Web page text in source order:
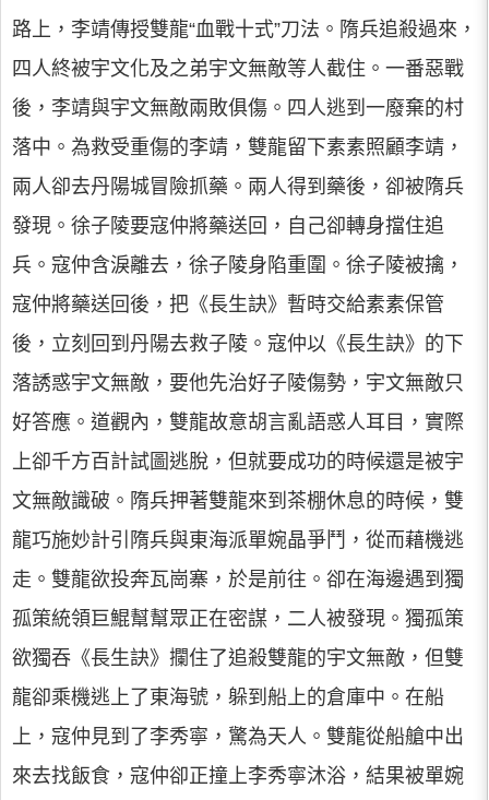
路上，李靖傳授雙龍“血戰十式”刀法。隋兵追殺過來，
四人終被宇文化及之弟宇文無敵等人截住。一番惡戰
後，李靖與宇文無敵兩敗俱傷。四人逃到一廢棄的村
落中。為救受重傷的李靖，雙龍留下素素照顧李靖，
兩人卻去丹陽城冒險抓藥。兩人得到藥後，卻被隋兵
發現。徐子陵要寇仲將藥送回，自己卻轉身擋住追
兵。寇仲含淚離去，徐子陵身陷重圍。徐子陵被擒，
寇仲將藥送回後，把《長生訣》暫時交給素素保管
後，立刻回到丹陽去救子陵。寇仲以《長生訣》的下
落誘惑宇文無敵，要他先治好子陵傷勢，宇文無敵只
好答應。道觀內，雙龍故意胡言亂語惑人耳目，實際
上卻千方百計試圖逃脫，但就要成功的時候還是被宇
文無敵識破。隋兵押著雙龍來到茶棚休息的時候，雙
龍巧施妙計引隋兵與東海派單婉晶爭鬥，從而藉機逃
走。雙龍欲投奔瓦崗寨，於是前往。卻在海邊遇到獨
孤策統領巨鯤幫幫眾正在密謀，二人被發現。獨孤策
欲獨吞《長生訣》攔住了追殺雙龍的宇文無敵，但雙
龍卻乘機逃上了東海號，躲到船上的倉庫中。在船
上，寇仲見到了李秀寧，驚為天人。雙龍從船艙中出
來去找飯食，寇仲卻正撞上李秀寧沐浴，結果被單婉